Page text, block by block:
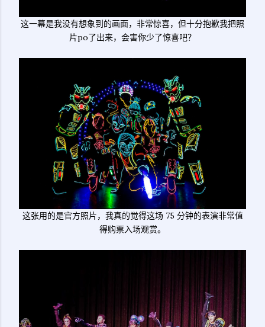
这一幕是我没有想象到的画面，非常惊喜，但十分抱歉我把照
片po了出来，会害你少了惊喜吧？
这张用的是官方照片，我真的觉得这场 75 分钟的表演非常值
得购票入场观赏。